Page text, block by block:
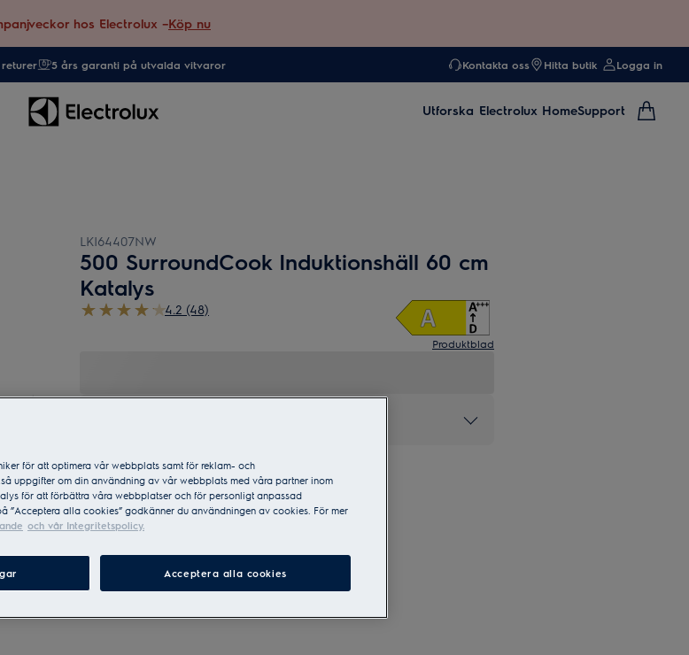
hos Electrolux –Köp nu
5 års garanti på utvalda vitvaror Kontakta oss Hitta butik Logga in
Utforska Electrolux HomeSupport
LKI64407NW
500 SurroundCook Induktionshäll 60 cm
Katalys
4.2 (48)
Produktblad
för att optimera vår webbplats samt för reklam- och
uppgifter om din användning av vår webbplats med våra partner inom
för att förbättra våra webbplatser och för personligt anpassad
”Acceptera alla cookies” godkänner du användningen av cookies. För mer
och vår Integritetspolicy.
Acceptera alla cookies